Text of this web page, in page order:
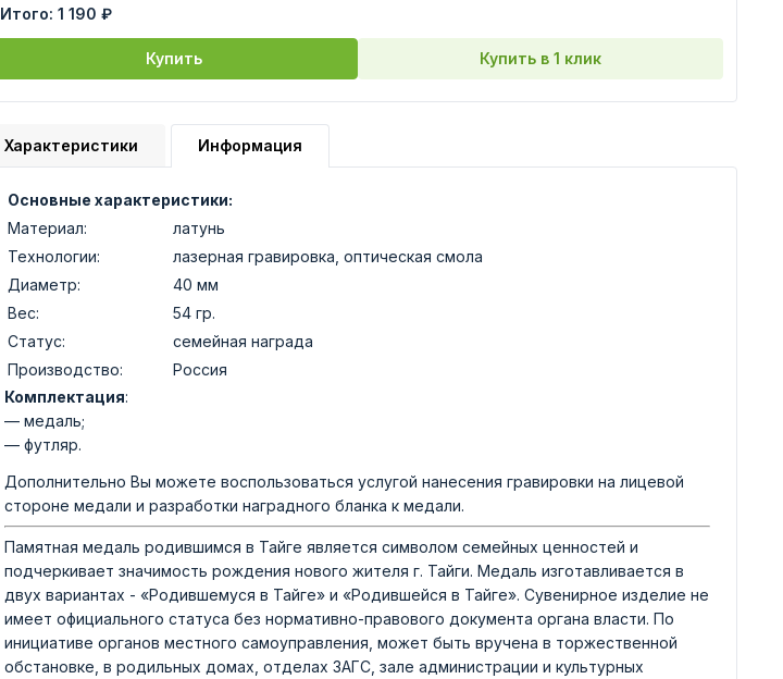
Итого: 1 190 ₽
Купить Купить в 1 клик
Характеристики Информация
Основные характеристики:
Материал:
латунь
Технологии:
лазерная гравировка, оптическая смола
Диаметр:
40 мм
Вес:
54 гр.
Статус:
семейная награда
Производство:
Россия
Комплектация:
— медаль;
— футляр.
Дополнительно Вы можете воспользоваться услугой нанесения гравировки на лицевой
стороне медали и разработки наградного бланка к медали.
Памятная медаль родившимся в Тайге является символом семейных ценностей и
подчеркивает значимость рождения нового жителя г. Тайги. Медаль изготавливается в
двух вариантах - «Родившемуся в Тайге» и «Родившейся в Тайге». Сувенирное изделие не
имеет официального статуса без нормативно-правового документа органа власти. По
инициативе органов местного самоуправления, может быть вручена в торжественной
обстановке, в родильных домах, отделах ЗАГС, зале администрации и культурных